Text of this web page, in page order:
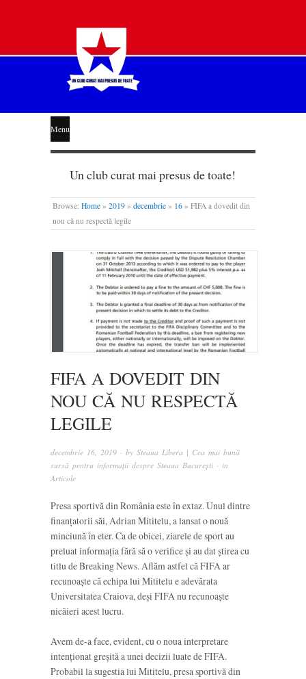
STEAUA
LIBERĂ
Menu
Un club curat mai presus de toate!
Browse: Home » 2019 » decembrie » 16 » FIFA a dovedit din
nou că nu respectă legile
FIFA A DOVEDIT DIN
NOU CĂ NU RESPECTĂ
LEGILE
decembrie 16, 2019 · by Steaua Libera | Cea mai bună
sursă pentru informații despre Steaua București · in
Articole
Presa sportivă din România este în extaz. Unul dintre
finanțatorii săi, Adrian Mititelu, a lansat o nouă
minciună în eter. Ca de obicei, ziarele de sport au
preluat informația fără să o verifice și au dat știrea cu
titlu de Breaking News. Aflăm astfel că FIFA ar
recunoaște că echipa lui Mititelu e adevărata
Universitatea Craiova, deși FIFA nu recunoaște
nicăieri acest lucru.
Avem de-a face, evident, cu o noua interpretare
intenționat greșită a unei decizii luate de FIFA.
Probabil la sugestia lui Mititelu, presa sportivă din